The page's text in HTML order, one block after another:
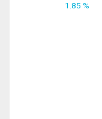
1.85 %